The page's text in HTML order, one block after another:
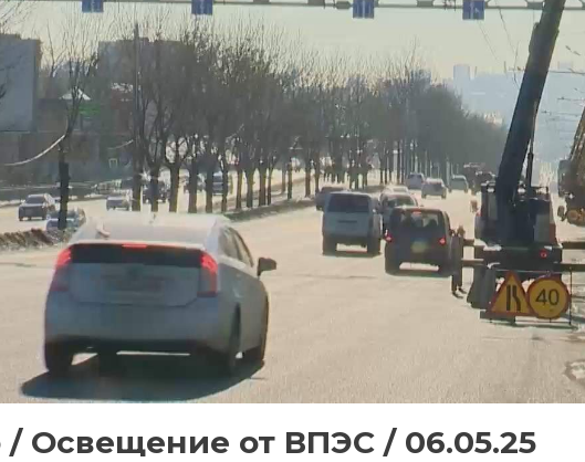
Освещение от ВПЭС / 06.05.25